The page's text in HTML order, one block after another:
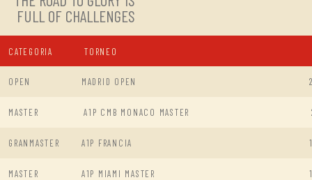
FULL OF CHALLENGES
CATEGORIA TORNEO
OPEN MADRID OPEN
MASTER A1P CMB MONACO MASTER
GRANMASTER A1P FRANCIA
MASTER A1P MIAMI MASTER